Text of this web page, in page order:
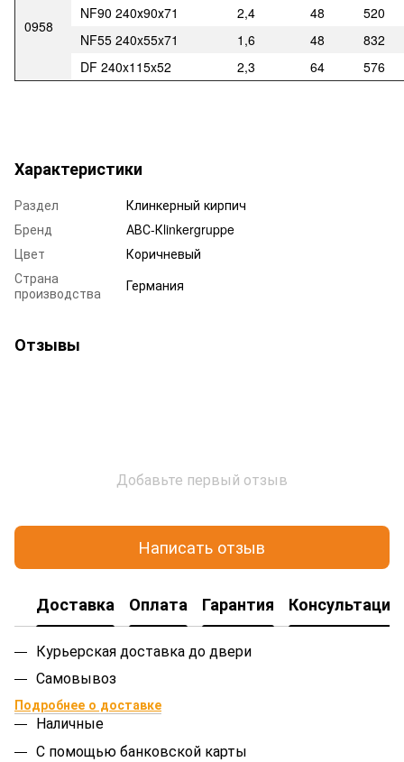
0958
NF90 240х90х71
2,4 48
520
NF55 240x55x71
1,6 48
832
DF 240x115x52
2,3 64 576
Характеристики
Раздел
Клинкерный кирпич
Бренд
АВС-Кlinkergruppe
Цвет
Коричневый
Страна
производства
Германия
Отзывы
Добавьте первый отзыв
Написать отзыв
Доставка Оплата Гарантия Консультация
Курьерская доставка до двери
Самовывоз
Подробнее о доставке
Наличные
С помощью банковской карты